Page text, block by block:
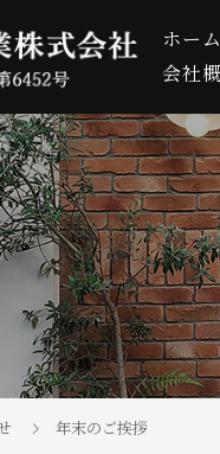
ホーム
会社
年末のご挨拶